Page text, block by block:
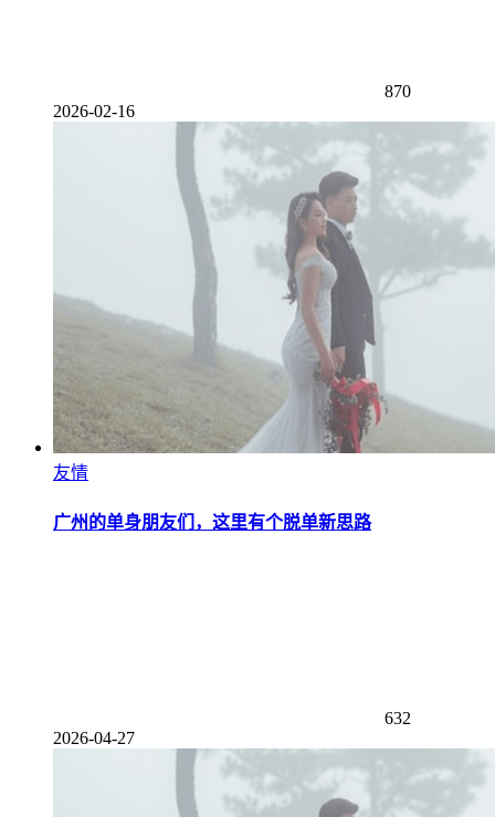
870
2026-02-16
友情
广州的单身朋友们，这里有个脱单新思路
632
2026-04-27